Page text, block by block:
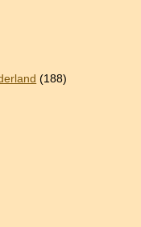
(188)